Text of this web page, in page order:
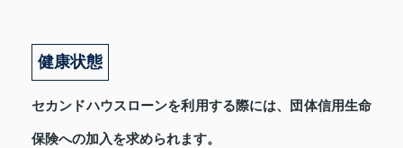
健康状態
セカンドハウスローンを利用する際には、団体信用生命
保険への加入を求められます。